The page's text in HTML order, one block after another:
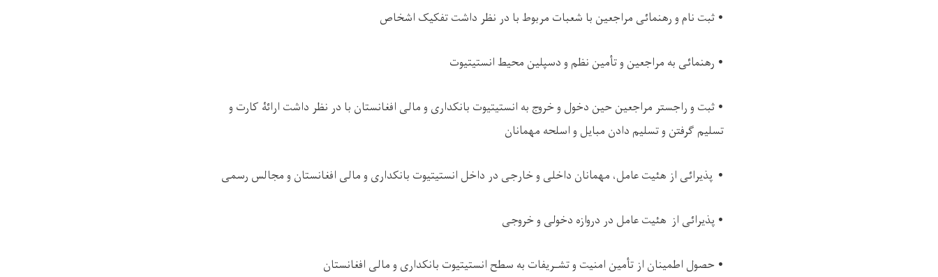
• ثبت نام و رهنمائی مراجعین با شعبات مربوط با در نظر داشت تفکیک اشخاص
• رهنمائی به مراجعین و تأمین نظم و دسپلین محیط انستیتیوت
• ثبت و راجستر مراجعین حین دخول و خروج به انستیتیوت بانکداری و مالی افغانستان با در نظر داشت ارائۀ کارت و
تسلیم گرفتن و تسلیم دادن مبایل و اسلحه مهمانان
• پذیرائی از هئیت عامل، مهمانان داخلی و خارجی در داخل انستیتیوت بانکداری و مالی افغانستان و مجالس رسمی
• پذیرائی از هئیت عامل در دروازه دخولی و خروجی
• حصول اطمینان از تأمین امنیت و تشـریفات به سطح انستیتیوت بانکداری و مالی افغانستان